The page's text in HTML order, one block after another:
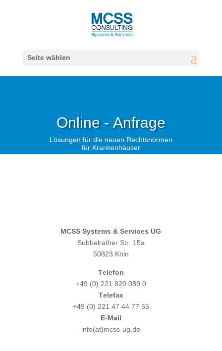
Seite wählen
Online - Anfrage
Lösungen für die neuen Rechtsnormen
für Krankenhäuser
MCSS Systems & Services UG
Subbelrather Str. 15a
50823 Köln
Telefon
+49 (0) 221 820 089 0
Telefax
+49 (0) 221 47 44 77 55
E-Mail
info(at)mcss-ug.de